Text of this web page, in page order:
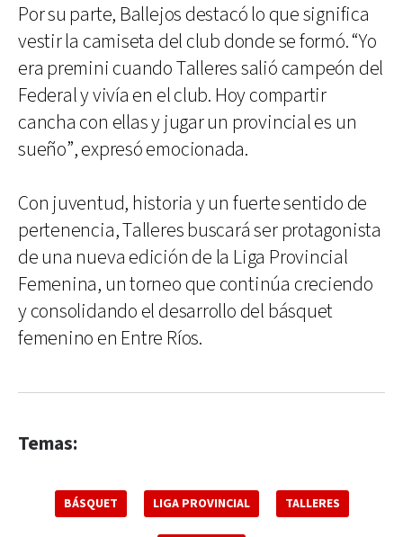
Por su parte, Ballejos destacó lo que significa
vestir la camiseta del club donde se formó. “Yo
era premini cuando Talleres salió campeón del
Federal y vivía en el club. Hoy compartir
cancha con ellas y jugar un provincial es un
sueño”, expresó emocionada.
Con juventud, historia y un fuerte sentido de
pertenencia, Talleres buscará ser protagonista
de una nueva edición de la Liga Provincial
Femenina, un torneo que continúa creciendo
y consolidando el desarrollo del básquet
femenino en Entre Ríos.
Temas:
BÁSQUET LIGA PROVINCIAL TALLERES